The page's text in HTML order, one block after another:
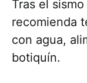
Tras el
recomienda
con agua,
botiquín.